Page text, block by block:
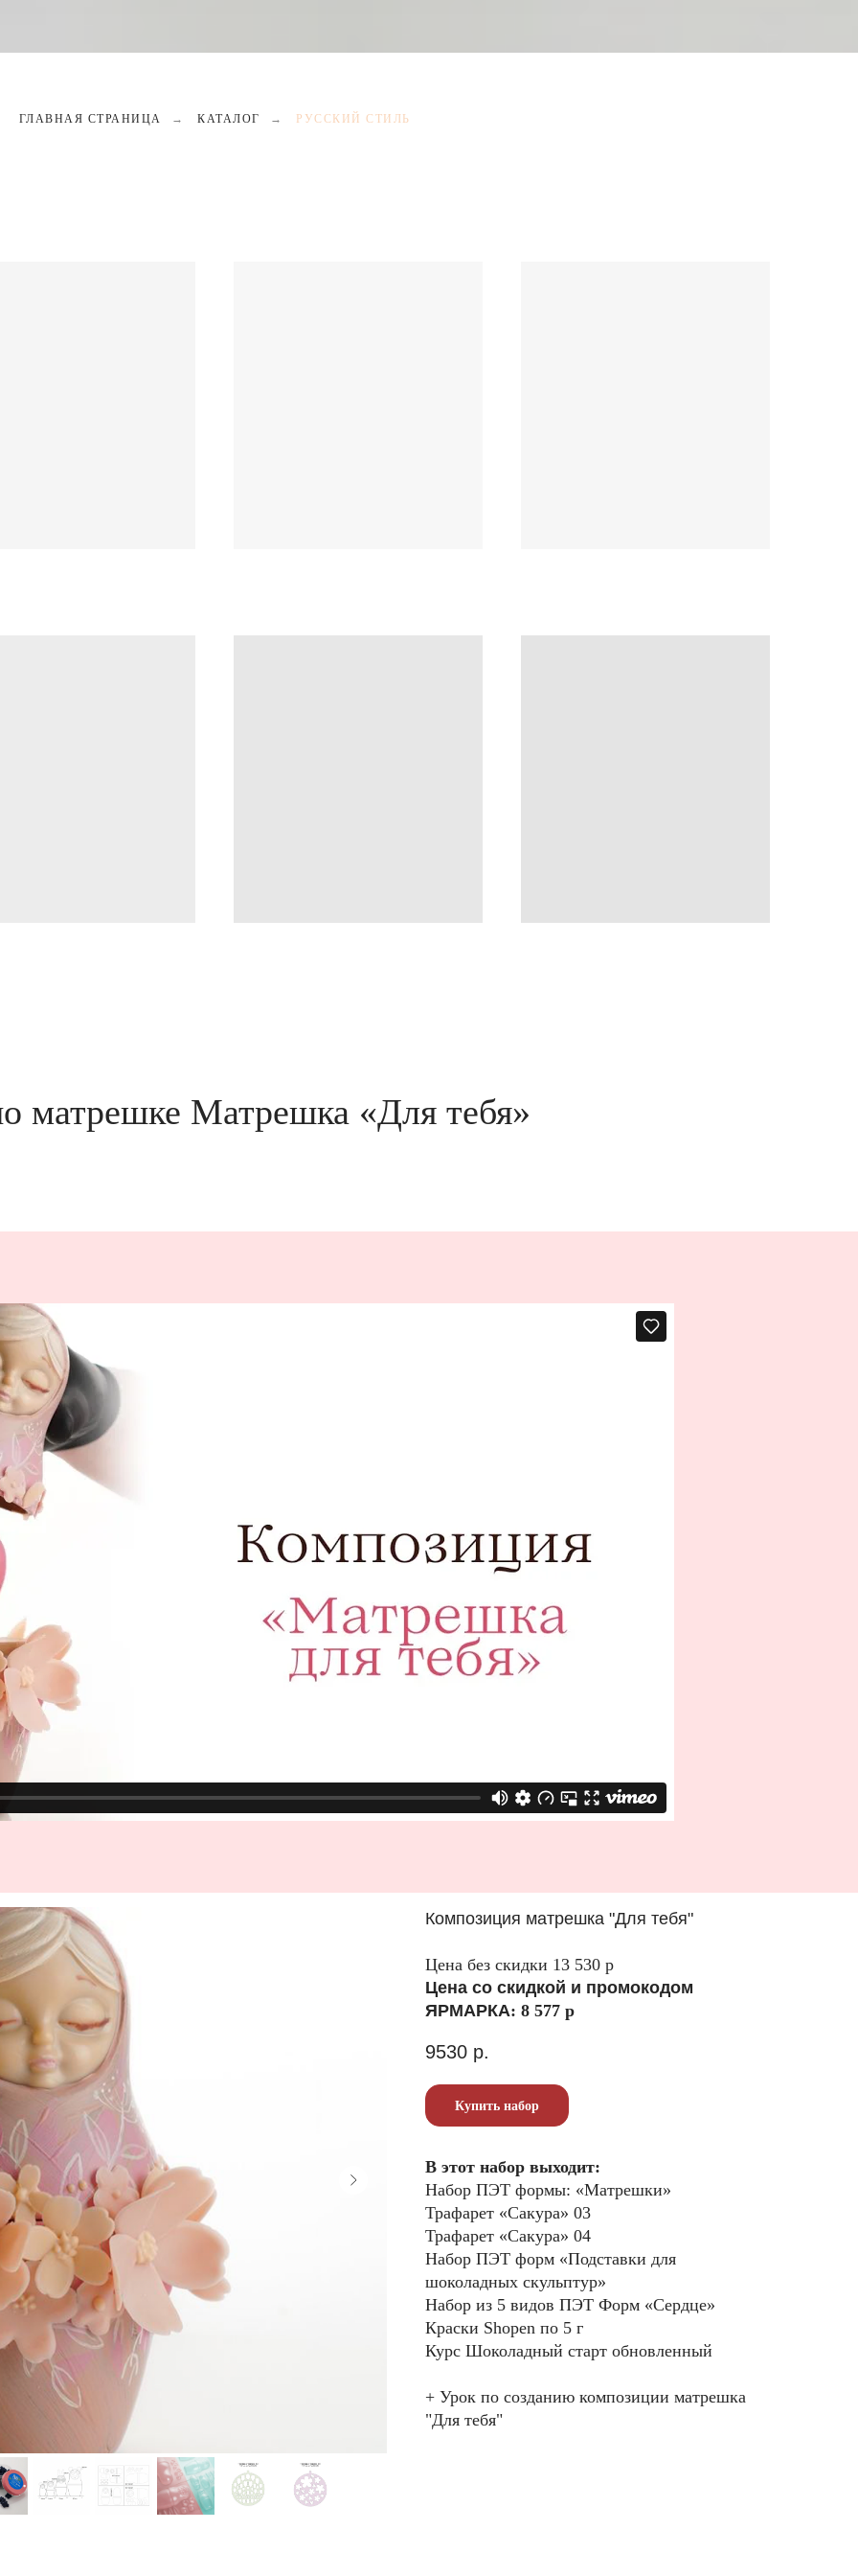
ГЛАВНАЯ СТРАНИЦА → КАТАЛОГ → РУССКИЙ СТИЛЬ
матрешке Матрешка «Для тебя»
Композиция матрешка "Для тебя"
Цена без скидки 13 530 р
Цена со скидкой и промокодом
ЯРМАРКА: 8 577 р
9530 р.
Купить набор
В этот набор выходит:
Набор ПЭТ формы: «Матрешки»
Трафарет «Сакура» 03
Трафарет «Сакура» 04
Набор ПЭТ форм «Подставки для
шоколадных скульптур»
Набор из 5 видов ПЭТ Форм «Сердце»
Краски Shopen по 5 г
Курс Шоколадный старт обновленный
+ Урок по созданию композиции матрешка
"Для тебя"